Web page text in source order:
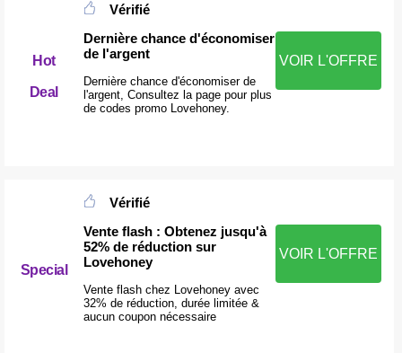
Hot
Deal
Vérifié
Dernière chance d'économiser
de l'argent
Dernière chance d'économiser de
l'argent, Consultez la page pour plus
de codes promo Lovehoney.
VOIR L'OFFRE
Special
Vérifié
Vente flash : Obtenez jusqu'à
52% de réduction sur
Lovehoney
Vente flash chez Lovehoney avec
32% de réduction, durée limitée &
aucun coupon nécessaire
VOIR L'OFFRE